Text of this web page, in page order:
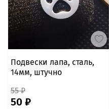
Подвески лапа, сталь,
14мм, штучно
55 ₽
50 ₽